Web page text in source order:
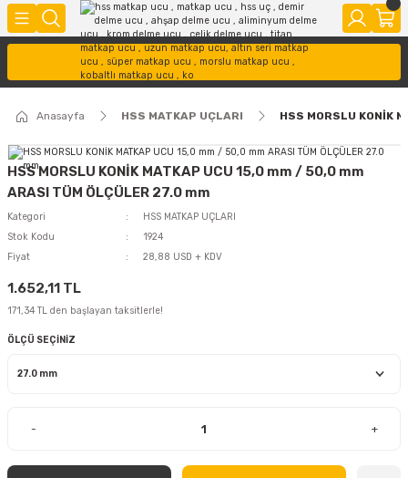
Anasayfa HSS MATKAP UÇLARI HSS MORSLU KONİK
HSS MORSLU KONİK MATKAP UCU 15,0 mm / 50,0 mm
ARASI TÜM ÖLÇÜLER 27.0 mm
Kategori
HSS MATKAP UÇLARI
Stok Kodu
1924
Fiyat
28,88 USD + KDV
1.652,11 TL
171,34 TL den başlayan taksitlerle!
ÖLÇÜ SEÇİNİZ
- +